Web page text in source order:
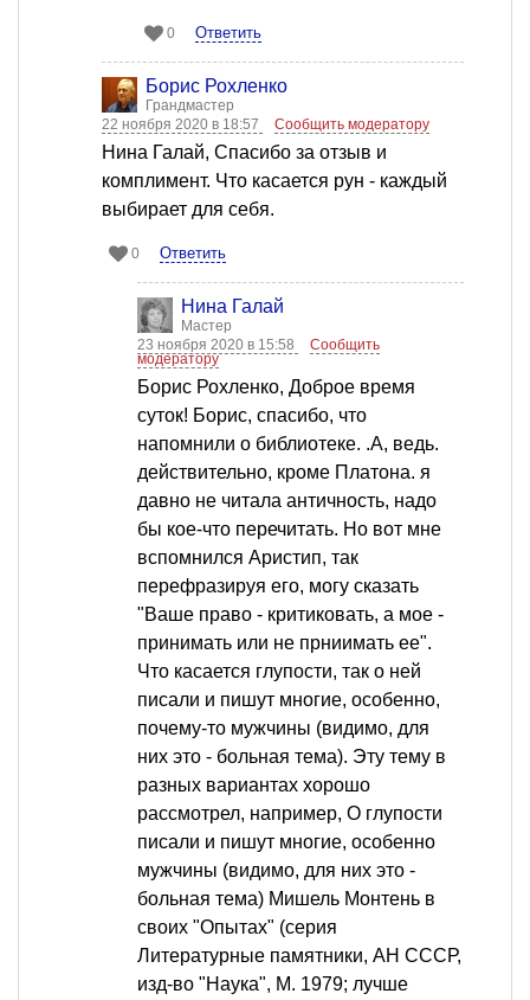
0 Ответить
Борис Рохленко
Грандмастер
22 ноября 2020 в 18:57
Сообщить модератору
Нина Галай, Спасибо за отзыв и
комплимент. Что касается рун - каждый
выбирает для себя.
0 Ответить
Нина Галай
Мастер
23 ноября 2020 в 15:58
Сообщить
модератору
Борис Рохленко, Доброе время
суток! Борис, спасибо, что
напомнили о библиотеке. .А, ведь.
действительно, кроме Платона. я
давно не читала античность, надо
бы кое-что перечитать. Но вот мне
вспомнился Аристип, так
перефразируя его, могу сказать
"Ваше право - критиковать, а мое -
принимать или не прниимать ее".
Что касается глупости, так о ней
писали и пишут многие, особенно,
почему-то мужчины (видимо, для
них это - больная тема). Эту тему в
разных вариантах хорошо
рассмотрел, например, О глупости
писали и пишут многие, особенно
мужчины (видимо, для них это -
больная тема) Мишель Монтень в
своих "Опытах" (серия
Литературные памятники, АН СССР,
изд-во "Наука", М. 1979; лучше